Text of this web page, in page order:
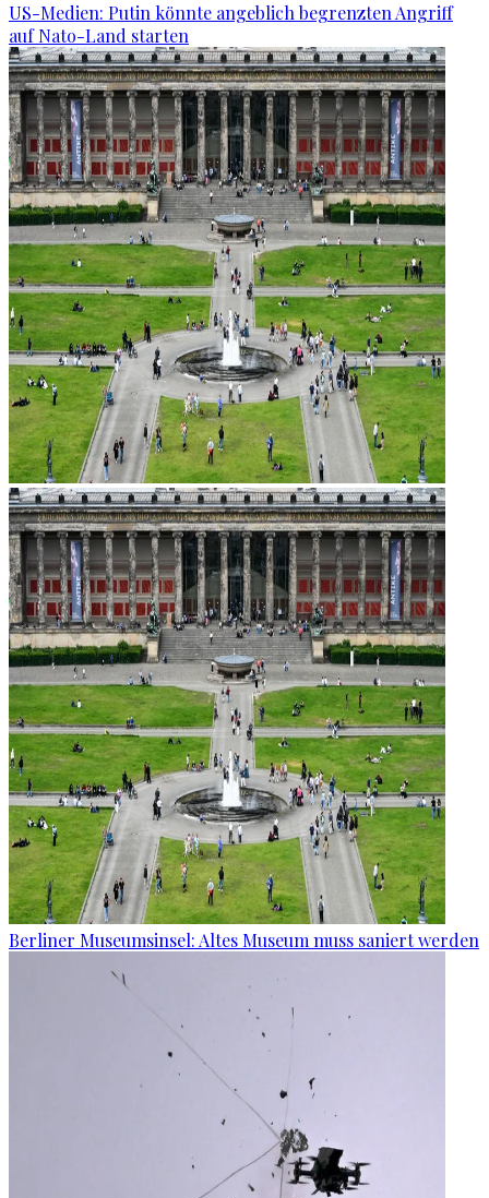
US-Medien: Putin könnte angeblich begrenzten Angriff
auf Nato-Land starten
Berliner Museumsinsel: Altes Museum muss saniert werden